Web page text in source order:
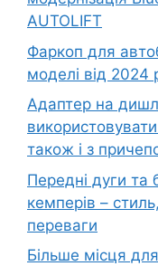
AUTOLIFT
Фаркоп для
моделі від 2024
Адаптер на
також і з
Передні дуги та
кемперів –
переваги
Більше місця